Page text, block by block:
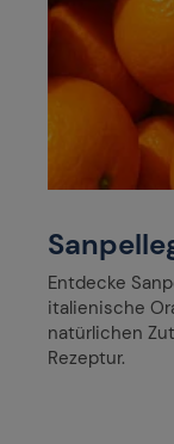
Entdecke
italienische
natürlichen
Rezeptur.